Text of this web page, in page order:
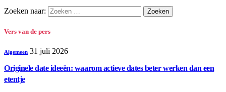
Zoeken naar:
Vers van de pers
Algemeen 31 juli 2026
Originele date ideeën: waarom actieve dates beter werken dan een
etentje